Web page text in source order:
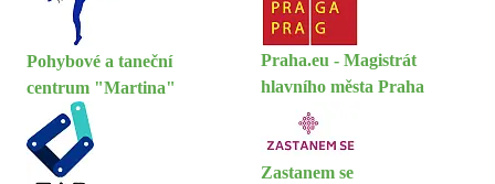
Pohybové a taneční
centrum "Martina"
Praha.eu - Magistrát
hlavního města Praha
Zastanem se